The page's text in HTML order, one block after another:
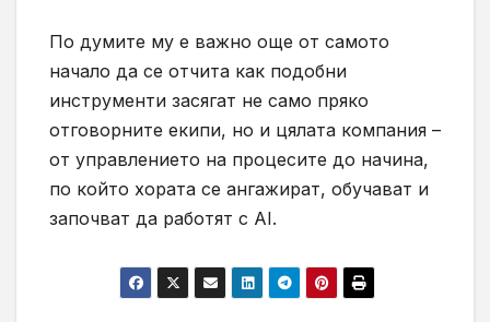
По думите му е важно още от самото
начало да се отчита как подобни
инструменти засягат не само пряко
отговорните екипи, но и цялата компания –
от управлението на процесите до начина,
по който хората се ангажират, обучават и
започват да работят с AI.